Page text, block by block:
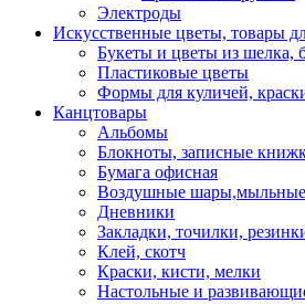
Электроды
Искусственные цветы, товары
Букеты и цветы из шелка,
Пластиковые цветы
Формы для куличей,
Канцтовары
Альбомы
Блокноты, записные
Бумага офисная
Воздушные
Дневники
Закладки, точилки,
Клей, скотч
Краски, кисти, мелки
Настольные и